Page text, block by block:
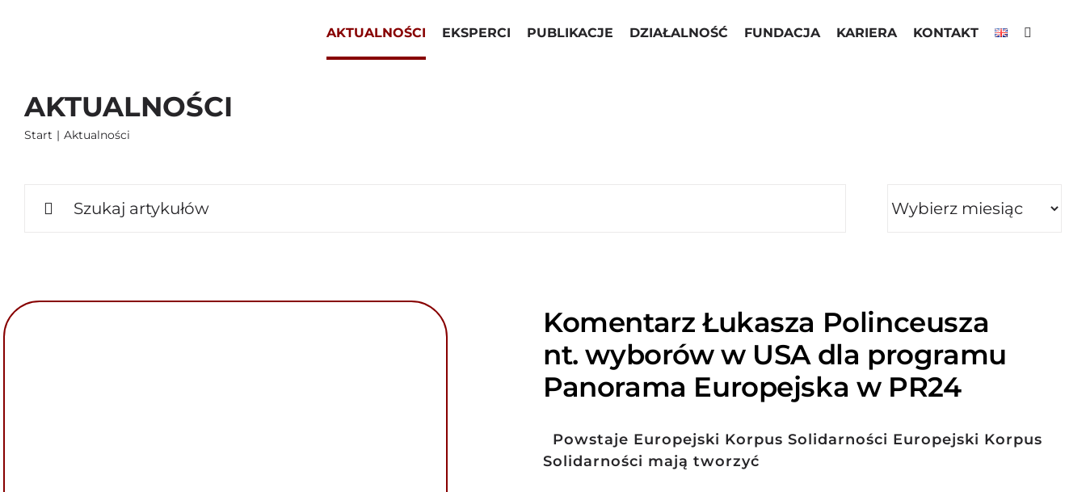
AKTUALNOŚCI EKSPERCI PUBLIKACJE DZIAŁALNOŚĆ FUNDACJA KARIERA KONTAKT
AKTUALNOŚCI
Start Aktualności
Komentarz Łukasza Polinceusza
nt. wyborów w USA dla programu
Panorama Europejska w PR24
Powstaje Europejski Korpus Solidarności Europejski Korpus
Solidarności mają tworzyć